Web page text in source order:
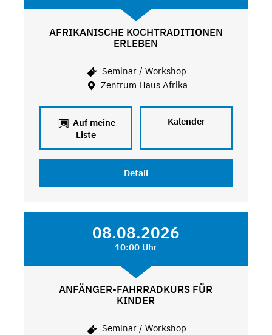
AFRIKANISCHE KOCHTRADITIONEN
ERLEBEN
Seminar / Workshop
Zentrum Haus Afrika
Auf meine
Liste
Kalender
Detail
08.08.2026
10:00 Uhr
ANFÄNGER-FAHRRADKURS FÜR
KINDER
Seminar / Workshop